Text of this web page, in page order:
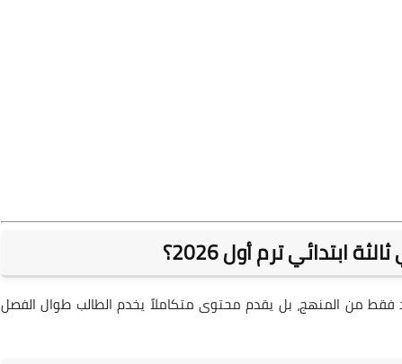
ترم أول 2026؟
فقط من المنهج، بل يقدم محتوى متكاملاً يخدم الطالب طوال الفصل